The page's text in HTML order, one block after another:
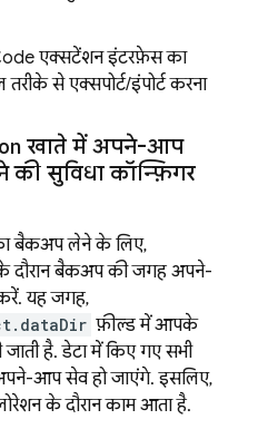
एक्सटेंशन इंटरफ़ेस का
से एक्सपोर्ट/इंपोर्ट करना
खाते मेंअपने-आप
की सुविधा कॉन्फ़िगर
बैकअप लेने के लिए,
दौरान बैकअप की जगह अपने-
यह जगह,
फ़ील्ड में आपके
है. डेटा में किए गए सभी
आप सेव हो जाएंगे. इसलिए,
के दौरान काम आता है.